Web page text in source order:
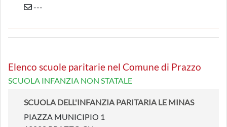
---
Elenco scuole paritarie nel Comune di Prazzo
SCUOLA INFANZIA NON STATALE
SCUOLA DELL'INFANZIA PARITARIA LE MINAS
PIAZZA MUNICIPIO 1